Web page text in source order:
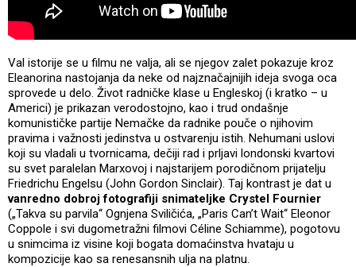
Val istorije se u filmu ne valja, ali se njegov zalet pokazuje kroz
Eleanorina nastojanja da neke od najznačajnijih ideja svoga oca
sprovede u delo. Život radničke klase u Engleskoj (i kratko – u
Americi) je prikazan verodostojno, kao i trud ondašnje
komunističke partije Nemačke da radnike pouče o njihovim
pravima i važnosti jedinstva u ostvarenju istih. Nehumani uslovi
koji su vladali u tvornicama, dečiji rad i prljavi londonski kvartovi
su svet paralelan Marxovoj i najstarijem porodičnom prijatelju
Friedrichu Engelsu (John Gordon Sinclair). Taj kontrast je dat u
vanredno dobroj fotografiji snimateljke Crystel Fournier
(„Takva su parvila“ Ognjena Sviličića, „Paris Can’t Wait“ Eleonor
Coppole i svi dugometražni filmovi Céline Schiamme), pogotovu
u snimcima iz visine koji bogata domaćinstva hvataju u
kompozicije kao sa renesansnih ulja na platnu.